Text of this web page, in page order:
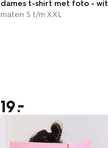
dames t-shirt met foto - wit
maten S t/m XXL
19